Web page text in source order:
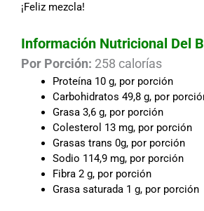
¡Feliz mezcla!
Información Nutricional Del
Por Porción: 258 calorías
Proteína 10 g, por porción
Carbohidratos 49,8 g, por
Grasa 3,6 g, por porción
Colesterol 13 mg, por porción
Grasas trans 0g, por porción
Sodio 114,9 mg, por porción
Fibra 2 g, por porción
Grasa saturada 1 g, por porción